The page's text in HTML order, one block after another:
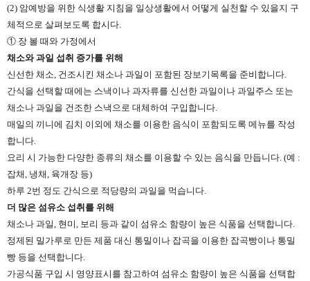
(2) 암예방을 위한 식생활 지침을 일상생활에서 어떻게 실천할 수 있을지 구
체적으로 살펴보도록 합시다.
① 장 볼 때와 가정에서
채소와 과일 섭취 증가를 위해
신선한 채소, 건조시킨 채소나 과일이 포함된 장보기목록을 준비합니다.
간식을 선택할 때에는 스낵이나 과자류를 신선한 과일이나 과일주스 또는
채소나 과일을 건조한 스낵으로 대체하여 구입합니다.
매일의 끼니에 김치 이외에 채소를 이용한 음식이 포함되도록 메뉴를 작성
합니다.
요리 시 가능한 다양한 종류의 채소를 이용할 수 있는 음식을 만듭니다. (예 :
잡채, 냉채, 육개장 등)
하루 2번 정도 간식으로 적당량의 과일을 먹습니다.
더 많은 섬유소 섭취를 위해
채소나 과일, 현미, 보리 등과 같이 섬유소 함량이 높은 식품을 선택합니다.
정제된 밀가루로 만든 제품 대신 통밀이나 잡곡을 이용한 잡곡빵이나 통밀
빵 등을 선택합니다.
가공식품 구입 시 영양표시를 참고하여 섬유소 함량이 높은 식품을 선택합